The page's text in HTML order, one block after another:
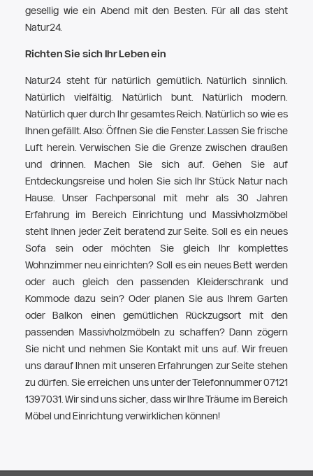
gesellig wie ein Abend mit den Besten. Für all das steht
Natur24.
Richten Sie sich Ihr Leben ein
Natur24 steht für natürlich gemütlich. Natürlich sinnlich.
Natürlich vielfältig. Natürlich bunt. Natürlich modern.
Natürlich quer durch Ihr gesamtes Reich. Natürlich so wie es
Ihnen gefällt. Also: Öffnen Sie die Fenster. Lassen Sie frische
Luft herein. Verwischen Sie die Grenze zwischen draußen
und drinnen. Machen Sie sich auf. Gehen Sie auf
Entdeckungsreise und holen Sie sich Ihr Stück Natur nach
Hause. Unser Fachpersonal mit mehr als 30 Jahren
Erfahrung im Bereich Einrichtung und Massivholzmöbel
steht Ihnen jeder Zeit beratend zur Seite. Soll es ein neues
Sofa sein oder möchten Sie gleich Ihr komplettes
Wohnzimmer neu einrichten? Soll es ein neues Bett werden
oder auch gleich den passenden Kleiderschrank und
Kommode dazu sein? Oder planen Sie aus Ihrem Garten
oder Balkon einen gemütlichen Rückzugsort mit den
passenden Massivholzmöbeln zu schaffen? Dann zögern
Sie nicht und nehmen Sie Kontakt mit uns auf. Wir freuen
uns darauf Ihnen mit unseren Erfahrungen zur Seite stehen
zu dürfen. Sie erreichen uns unter der Telefonnummer 07121
1397031. Wir sind uns sicher, dass wir Ihre Träume im Bereich
Möbel und Einrichtung verwirklichen können!